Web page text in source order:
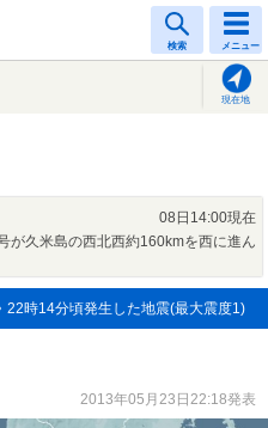
検索 メニュー
現在地
08日14:00現在
が久米島の西北西約160kmを西に進ん
22時14分頃発生した地震(最大震度1)
2013年05月23日22:18発表